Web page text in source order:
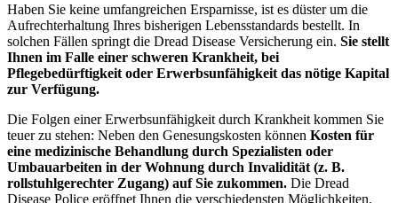
Haben Sie keine umfangreichen Ersparnisse, ist es düster um die
Aufrechterhaltung Ihres bisherigen Lebensstandards bestellt. In
solchen Fällen springt die Dread Disease Versicherung ein. Sie stellt
Ihnen im Falle einer schweren Krankheit, bei
Pflegebedürftigkeit oder Erwerbsunfähigkeit das nötige Kapital
zur Verfügung.
Die Folgen einer Erwerbsunfähigkeit durch Krankheit kommen Sie
teuer zu stehen: Neben den Genesungskosten können Kosten für
eine medizinische Behandlung durch Spezialisten oder
Umbauarbeiten in der Wohnung durch Invalidität (z. B.
rollstuhlgerechter Zugang) auf Sie zukommen. Die Dread
Disease Police eröffnet Ihnen die verschiedensten Möglichkeiten,